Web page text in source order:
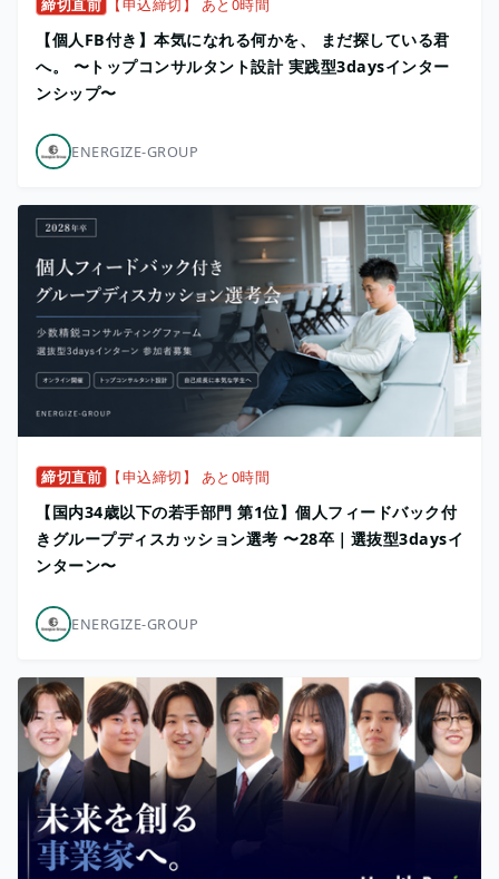
締切直前 【申込締切】 あと0時間
【個人FB付き】本気になれる何かを、 まだ探している君
へ。 〜トップコンサルタント設計 実践型3daysインター
ンシップ〜
ENERGIZE-GROUP
締切直前 【申込締切】 あと0時間
【国内34歳以下の若手部門 第1位】個人フィードバック付
きグループディスカッション選考 〜28卒｜選抜型3daysイ
ンターン〜
ENERGIZE-GROUP